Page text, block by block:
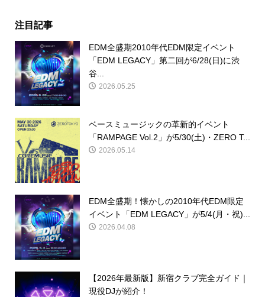
注目記事
EDM全盛期2010年代EDM限定イベント
「EDM LEGACY」第二回が6/28(日)に渋
谷...
2026.05.25
ベースミュージックの革新的イベント
「RAMPAGE Vol.2」が5/30(土)・ZERO T...
2026.05.14
EDM全盛期！懐かしの2010年代EDM限定
イベント「EDM LEGACY」が5/4(月・祝)...
2026.04.08
【2026年最新版】新宿クラブ完全ガイド｜
現役DJが紹介！